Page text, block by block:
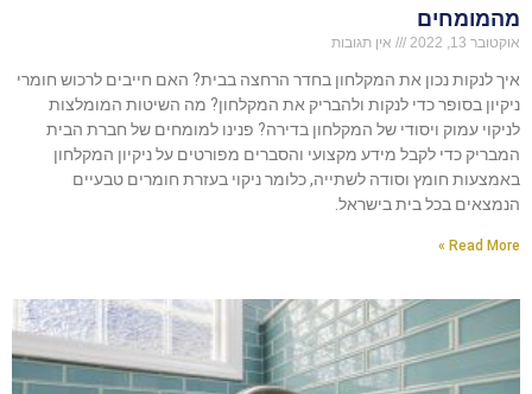
מהמומחים
אוקטובר 13, 2022 אין תגובות
איך לנקות נכון את המקלחון בחדר הרחצה בבית? האם חייבים לרכוש חומרי
ניקיון בסופר כדי לנקות ולהבריק את המקלחון? מה השיטות המומלצות
לניקוי עמוק ויסודי של המקלחון בדירה? פנינו למומחים של חברת הבית
המבריק כדי לקבל מידע מקצועי והסברים מפורטים על ניקיון המקלחון
באמצעות חומץ וסודה לשתייה, כלומר ניקוי בעזרת חומרים טבעיים
הנמצאים בכל בית בישראל.
Read More »